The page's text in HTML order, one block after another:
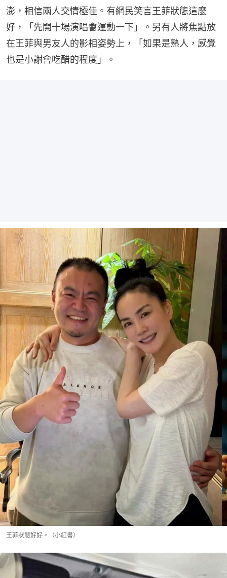
澎，相信兩人交情極佳。有網民笑言王菲狀態這麼
好，「先開十場演唱會運動一下」。另有人將焦點放
在王菲與男友人的影相姿勢上，「如果是熟人，感覺
也是小謝會吃醋的程度」。
王菲狀態好好。（小紅書）